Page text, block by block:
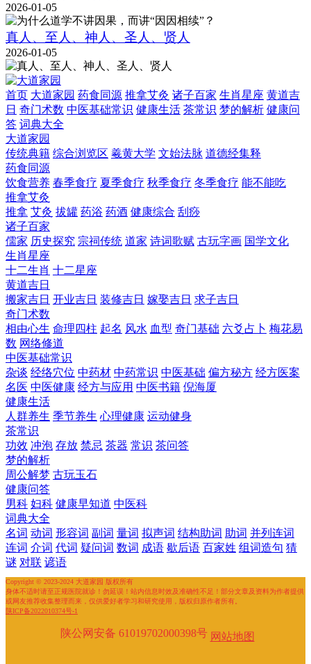
2026-01-05
真人、至人、神人、圣人、贤人
2026-01-05
首页 大道家园 药食同源 推拿艾灸 诸子百家 生肖星座 黄道吉
日 奇门术数 中医基础常识 健康生活 茶常识 梦的解析 健康问
答 词典大全
大道家园
传统典籍 综合浏览区 羲黄大学 文始法脉 道德经集释
药食同源
饮食营养 春季食疗 夏季食疗 秋季食疗 冬季食疗 能不能吃
推拿艾灸
推拿 艾灸 拔罐 药浴 药酒 健康综合 刮痧
诸子百家
儒家 历史探究 宗祠传统 道家 诗词歌赋 古玩字画 国学文化
生肖星座
十二生肖 十二星座
黄道吉日
搬家吉日 开业吉日 装修吉日 嫁娶吉日 求子吉日
奇门术数
相由心生 命理四柱 起名 风水 血型 奇门基础 六爻占卜 梅花易
数 网络修道
中医基础常识
杂谈 经络穴位 中药材 中药常识 中医基础 偏方秘方 经方医案
名医 中医健康 经方与应用 中医书籍 倪海厦
健康生活
人群养生 季节养生 心理健康 运动健身
茶常识
功效 冲泡 存放 禁忌 茶器 常识 茶问答
梦的解析
周公解梦 古玩玉石
健康问答
男科 妇科 健康早知道 中医科
词典大全
名词 动词 形容词 副词 量词 拟声词 结构助词 助词 并列连词
连词 介词 代词 疑问词 数词 成语 歇后语 百家姓 组词造句 猜
谜 对联 谚语
Copyright © 2023-2024 大道家园 版权所有
身体不适时请至正规医院就诊！勿延误！站内信息时效及准确性不足！部分文章及资料为作者提供
或网友推荐收集整理而来，仅供爱好者学习和研究使用，版权归原作者所有。
陕ICP备2022010374号-1
陕公网安备 61019702000398号 网站地图